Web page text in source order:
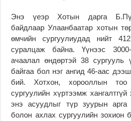
Энэ үеэр Хотын дарга
байдлаар Улаанбаатар хотын
өмчийн сургуулиудад нийт
суралцаж байна. Үүнээс
ачаалал өндөртэй 38 сургууль
байгаа бол нэг ангид 46-аас
бий. Хотхон, хорооллын
сургуулийн хүртээмж
энэ асуудлыг түр зуурын арга
болон ахлах сургуулийн зохион